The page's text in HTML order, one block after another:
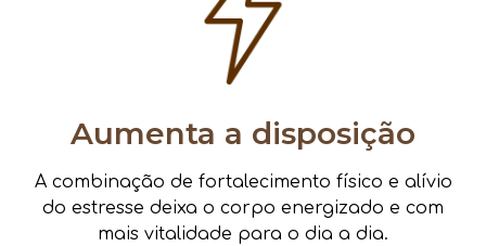
Aumenta a disposição
A combinação de fortalecimento físico e alívio
do estresse deixa o corpo energizado e com
mais vitalidade para o dia a dia.